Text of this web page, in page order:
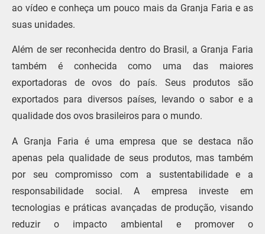
ao vídeo e conheça um pouco mais da Granja Faria e as
suas unidades.
Além de ser reconhecida dentro do Brasil, a Granja Faria
também é conhecida como uma das maiores
exportadoras de ovos do país. Seus produtos são
exportados para diversos países, levando o sabor e a
qualidade dos ovos brasileiros para o mundo.
A Granja Faria é uma empresa que se destaca não
apenas pela qualidade de seus produtos, mas também
por seu compromisso com a sustentabilidade e a
responsabilidade social. A empresa investe em
tecnologias e práticas avançadas de produção, visando
reduzir o impacto ambiental e promover o